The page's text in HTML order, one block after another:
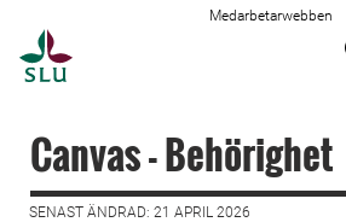
Medarbetarwebben
Canvas - Behörighet
SENAST ÄNDRAD: 21 APRIL 2026